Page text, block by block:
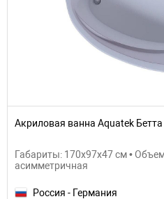
Акриловая ванна Aquatek
Габариты: 170x97x47 см •
асимметричная
Россия - Германия